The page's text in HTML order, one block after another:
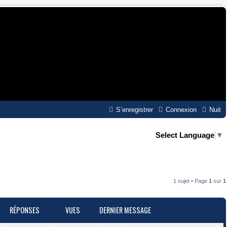
Nuit
Connexion
S’enregistrer
Select Language ▼
1 sujet • Page 1 sur 1
RÉPONSES VUES DERNIER MESSAGE